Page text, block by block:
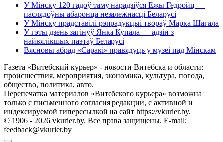
У Мінску 120 гадоў таму нарадзіўся Ежы Гедройц —
паслядоўны абаронца незалежнасці Беларусі
У Мінску прадставілі рэпрадукцыі твораў Марка Шагала
У гэты дзень загінуў Янка Купала — адзін з
найвялікшых паэтаў Беларусі
Вясновы абрад «Саракі» правядуць у музеі пад Мінскам
Газета «Витебский курьер» - новости Витебска и области:
происшествия, мероприятия, экономика, культура, погода,
общество, политика, авто.
Перепечатка материалов «Витебского курьера» возможна
только с письменного согласия редакции, с активной и
индексируемой гиперссылкой на сайт https://vkurier.by.
© 1906 - 2026 vkurier.by. Все права защищены. E-mail:
feedback@vkurier.by